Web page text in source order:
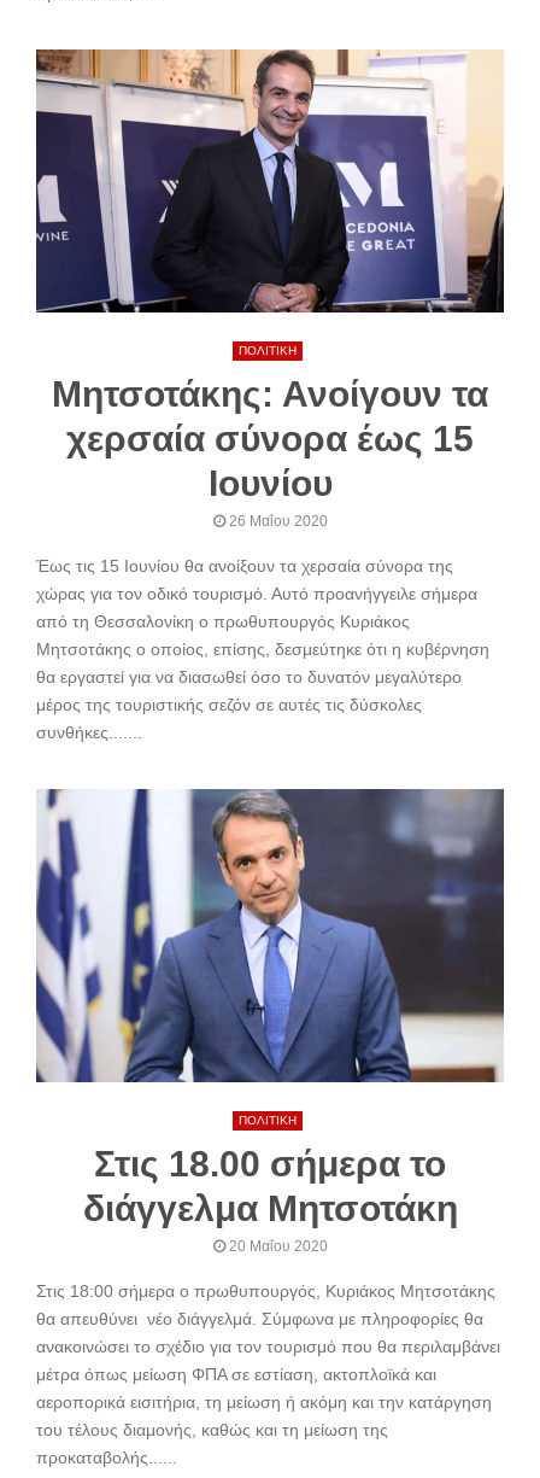
ΠΟΛΙΤΙΚΗ
Μητσοτάκης: Ανοίγουν τα
χερσαία σύνορα έως 15
Ιουνίου
26 Μαΐου 2020
Έως τις 15 Ιουνίου θα ανοίξουν τα χερσαία σύνορα της
χώρας για τον οδικό τουρισμό. Αυτό προανήγγειλε σήμερα
από τη Θεσσαλονίκη ο πρωθυπουργός Κυριάκος
Μητσοτάκης ο οποίος, επίσης, δεσμεύτηκε ότι η κυβέρνηση
θα εργαστεί για να διασωθεί όσο το δυνατόν μεγαλύτερο
μέρος της τουριστικής σεζόν σε αυτές τις δύσκολες
συνθήκες.......
ΠΟΛΙΤΙΚΗ
Στις 18.00 σήμερα το
διάγγελμα Μητσοτάκη
20 Μαΐου 2020
Στις 18:00 σήμερα ο πρωθυπουργός, Κυριάκος Μητσοτάκης
θα απευθύνει νέο διάγγελμά. Σύμφωνα με πληροφορίες θα
ανακοινώσει το σχέδιο για τον τουρισμό που θα περιλαμβάνει
μέτρα όπως μείωση ΦΠΑ σε εστίαση, ακτοπλοϊκά και
αεροπορικά εισιτήρια, τη μείωση ή ακόμη και την κατάργηση
του τέλους διαμονής, καθώς και τη μείωση της
προκαταβολής......